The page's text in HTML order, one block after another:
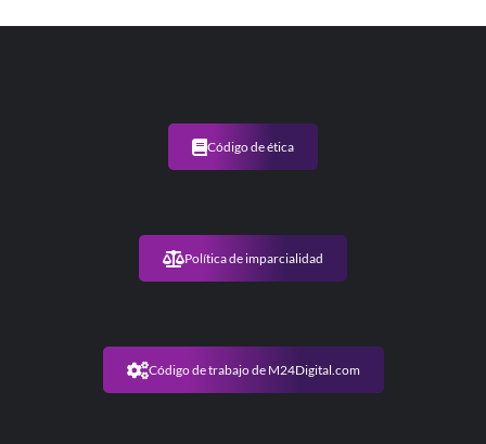
Código de ética
Política de imparcialidad
Código de trabajo de M24Digital.com